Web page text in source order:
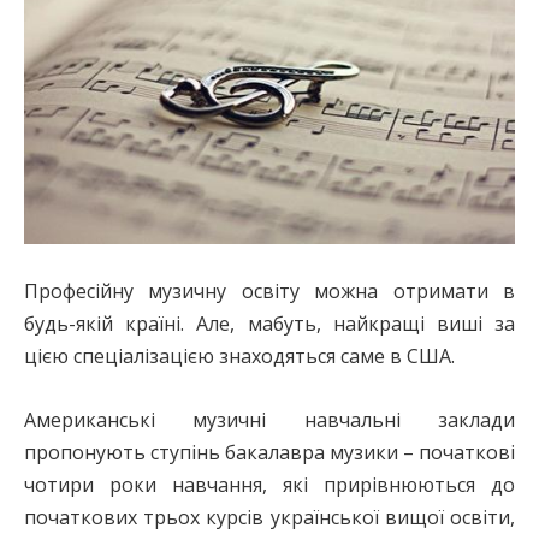
Професійну музичну освіту можна отримати в
будь-якій країні. Але, мабуть, найкращі виші за
цією спеціалізацією знаходяться саме в США.
Американські музичні навчальні заклади
пропонують ступінь бакалавра музики – початкові
чотири роки навчання, які прирівнюються до
початкових трьох курсів української вищої освіти,